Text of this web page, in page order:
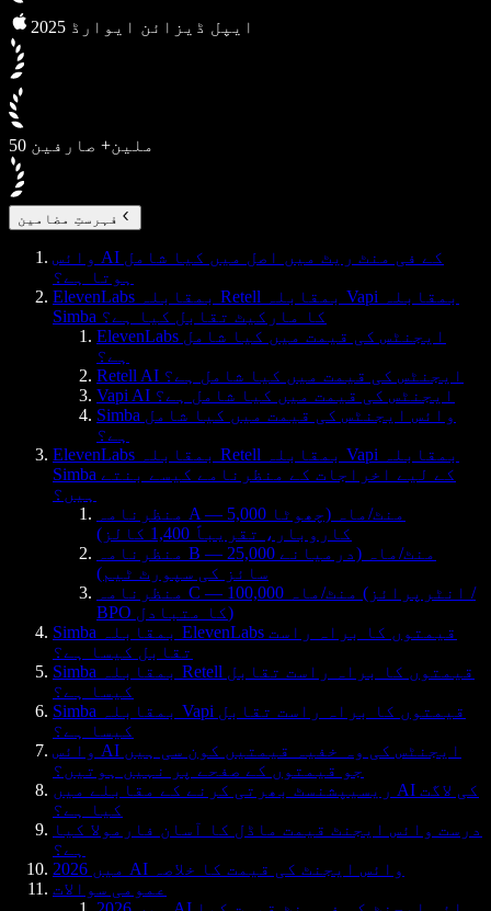
2025 ایپل ڈیزائن ایوارڈ
50 ملین+ صارفین
فہرستِ مضامین
وائس AI کے فی منٹ ریٹ میں اصل میں کیا شامل
ہوتا ہے؟
ElevenLabs بمقابلہ Retell بمقابلہ Vapi بمقابلہ
Simba کا مارکیٹ تقابل کیا ہے؟
ElevenLabs ایجنٹس کی قیمت میں کیا شامل
ہے؟
Retell AI ایجنٹس کی قیمت میں کیا شامل ہے؟
Vapi AI ایجنٹس کی قیمت میں کیا شامل ہے؟
Simba وائس ایجنٹس کی قیمت میں کیا شامل
ہے؟
ElevenLabs بمقابلہ Retell بمقابلہ Vapi بمقابلہ
Simba کے لیے اخراجات کے منظرنامے کیسے بنتے
ہیں؟
منظرنامہ A — 5,000 منٹ/ماہ (چھوٹا
کاروبار، تقریباً 1,400 کالز)
منظرنامہ B — 25,000 منٹ/ماہ (درمیانے
سائز کی سپورٹ ٹیم)
منظرنامہ C — 100,000 منٹ/ماہ (انٹرپرائز /
BPO کا متبادل)
Simba بمقابلہ ElevenLabs قیمتوں کا براہ راست
تقابل کیسا ہے؟
Simba بمقابلہ Retell قیمتوں کا براہ راست تقابل
کیسا ہے؟
Simba بمقابلہ Vapi قیمتوں کا براہ راست تقابل
کیسا ہے؟
وائس AI ایجنٹس کی وہ خفیہ قیمتیں کون سی ہیں
جو قیمتوں کے صفحے پر نہیں ہوتیں؟
ریسیپشنسٹ بھرتی کرنے کے مقابلے میں AI کی لاگت
کیا ہے؟
درست وائس ایجنٹ قیمت ماڈل کا آسان فارمولا کیا
ہے؟
2026 میں AI وائس ایجنٹ کی قیمت کا خلاصہ
عمومی سوالات